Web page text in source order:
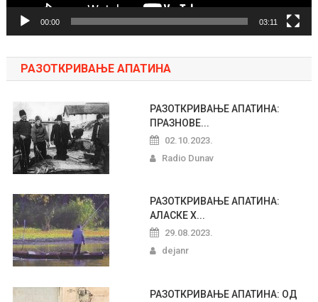
00:00 03:11
РАЗОТКРИВАЊЕ АПАТИНА
РАЗОТКРИВАЊЕ АПАТИНА:
ПРАЗНОВЕ...
02.10.2023.
Radio Dunav
РАЗОТКРИВАЊЕ АПАТИНА:
АЛАСКЕ Х...
29.08.2023.
dejanr
РАЗОТКРИВАЊЕ АПАТИНА: ОД